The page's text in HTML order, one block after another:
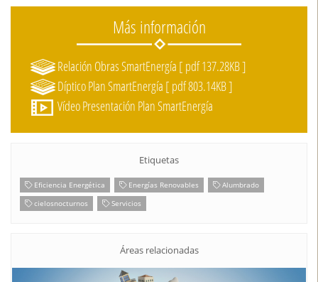
Más información
Relación Obras SmartEnergía [ pdf 137.28KB ]
Díptico Plan SmartEnergía [ pdf 803.14KB ]
Vídeo Presentación Plan SmartEnergía
Etiquetas
Eficiencia Energética Energías Renovables
Alumbrado
cielosnocturnos
Servicios
Áreas relacionadas